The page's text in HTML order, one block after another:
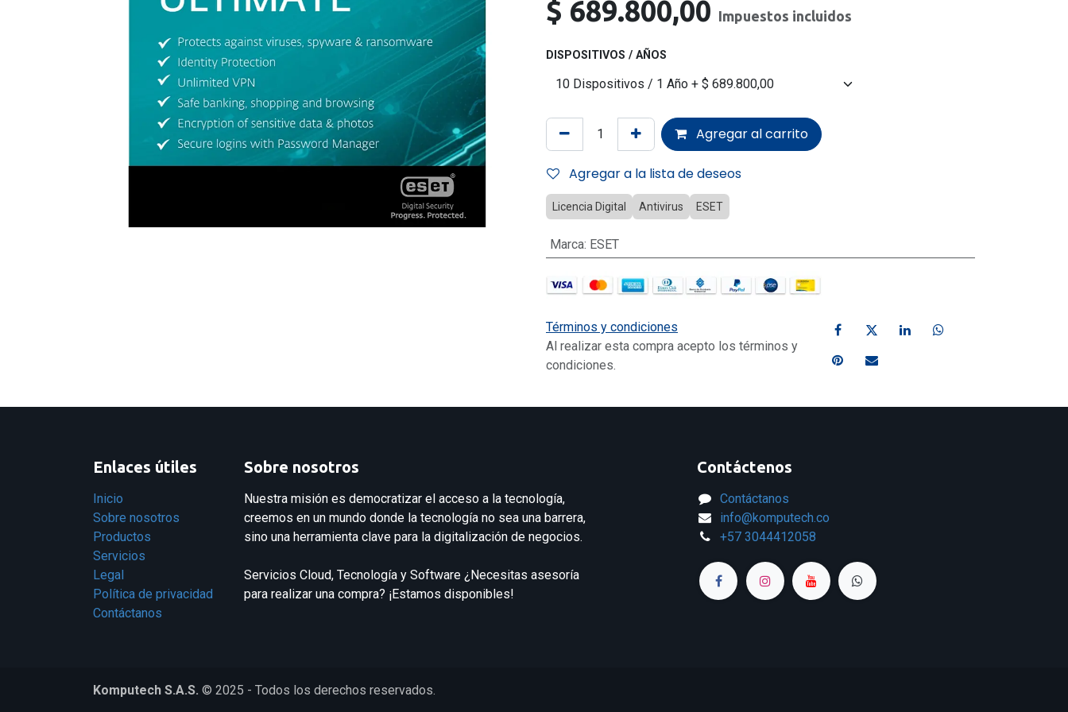
$ 689.800,00 Impuestos incluidos
DISPOSITIVOS / AÑOS
Agregar al carrito
Agregar a la lista de deseos
Licencia Digital Antivirus ESET
Marca: ESET
Términos y condiciones
Al realizar esta compra acepto los términos y
condiciones.
Enlaces útiles
Inicio
Sobre nosotros
Productos
Servicios
Legal
Política de privacidad
Contáctanos
Sobre nosotros
Nuestra misión es democratizar el acceso a la tecnología,
creemos en un mundo donde la tecnología no sea una barrera,
sino una herramienta clave para la digitalización de negocios.
Servicios Cloud, Tecnología y Software ¿Necesitas asesoría
para realizar una compra? ¡Estamos disponibles!
Contáctenos
Contáctanos
info@komputech.co
+57 3044412058
Komputech S.A.S. © 2025 - Todos los derechos reservados.